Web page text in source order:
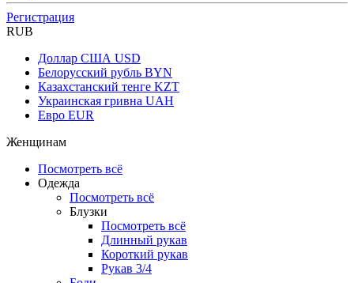
Регистрация
RUB
Доллар США USD
Белорусский рубль BYN
Казахстанский тенге KZT
Украинская гривна UAH
Евро EUR
Женщинам
Посмотреть всё
Одежда
Посмотреть всё
Блузки
Посмотреть всё
Длинный рукав
Короткий рукав
Рукав 3/4